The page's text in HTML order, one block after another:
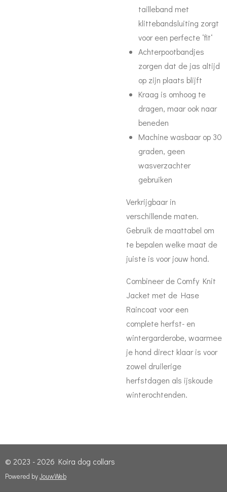
tailleband met
klittebandsluiting zorgt
voor een perfecte ‘fit‘
Achterpootbandjes
zorgen dat de jas altijd
op zijn plaats blijft
Kraag is omhoog te
dragen, maar ook naar
beneden
Machine wasbaar op 30
graden, geen
wasverzachter
gebruiken
Verkrijgbaar in
verschillende maten.
Gebruik de maattabel om
te bepalen welke maat de
juiste is voor jouw hond.
Combineer de Comfy Knit
Jacket met de Hase
Raincoat voor een
complete herfst- en
wintergarderobe, waarmee
je hond direct klaar is voor
zowel druilerige
herfstdagen als ijskoude
winterochtenden.
© 2023 - 2026 Koira dog collars
Powered byJouwWeb